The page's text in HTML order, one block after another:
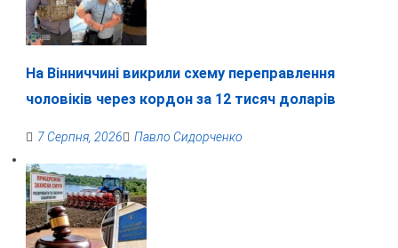
На Вінниччині викрили схему переправлення
чоловіків через кордон за 12 тисяч доларів
7 Серпня, 2026 Павло Сидорченко